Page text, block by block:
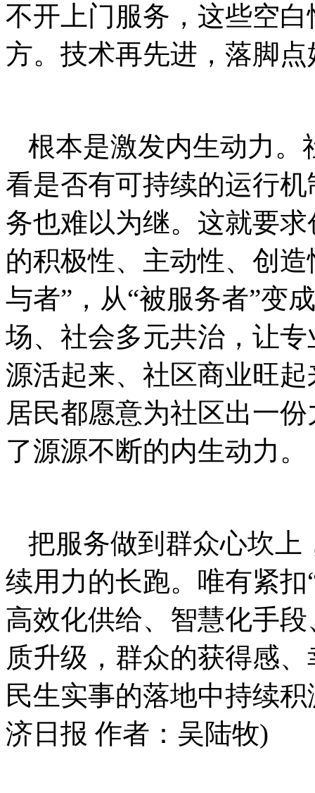
不开上门服务，这些空
方。技术再先进，落脚点
根本是激发内生动力。
看是否有可持续的运行
务也难以为继。这就要
的积极性、主动性、创
与者”，从“被服务者”变
场、社会多元共治，让
源活起来、社区商业旺
居民都愿意为社区出一
了源源不断的内生动力。
把服务做到群众心坎上
续用力的长跑。唯有紧
高效化供给、智慧化手
质升级，群众的获得感
民生实事的落地中持续
济日报 作者：吴陆牧)